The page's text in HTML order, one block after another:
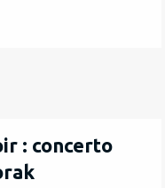
: concerto